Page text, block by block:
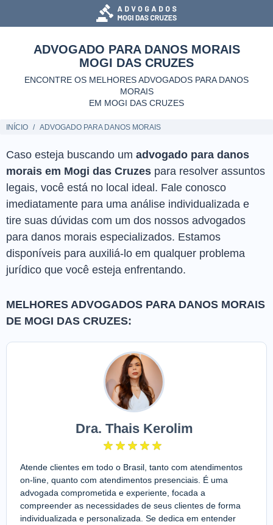
ADVOGADO PARA DANOS MORAIS
MOGI DAS CRUZES
ENCONTRE OS MELHORES ADVOGADOS PARA DANOS
MORAIS
EM MOGI DAS CRUZES
INÍCIO ADVOGADO PARA DANOS MORAIS
Caso esteja buscando um advogado para danos
morais em Mogi das Cruzes para resolver assuntos
legais, você está no local ideal. Fale conosco
imediatamente para uma análise individualizada e
tire suas dúvidas com um dos nossos advogados
para danos morais especializados. Estamos
disponíveis para auxiliá-lo em qualquer problema
jurídico que você esteja enfrentando.
MELHORES ADVOGADOS PARA DANOS MORAIS
DE MOGI DAS CRUZES:
Dra. Thais Kerolim
Atende clientes em todo o Brasil, tanto com atendimentos
on-line, quanto com atendimentos presenciais. É uma
advogada comprometida e experiente, focada a
compreender as necessidades de seus clientes de forma
individualizada e personalizada. Se dedica em entender